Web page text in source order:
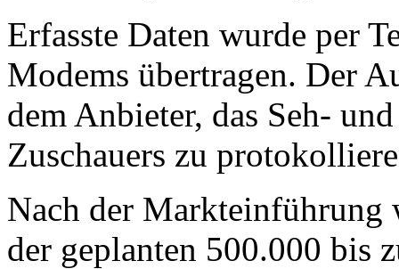
Erfasste Daten wurde per
Modems übertragen. Der
dem Anbieter, das Seh-
Zuschauers zu
Nach der Markteinführung
der geplanten 500.000 bis